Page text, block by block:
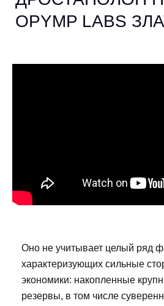
OPYMP LABS
Оно не учитывает целый ряд
характеризующих сильные
экономики: накопленные
резервы, в том числе